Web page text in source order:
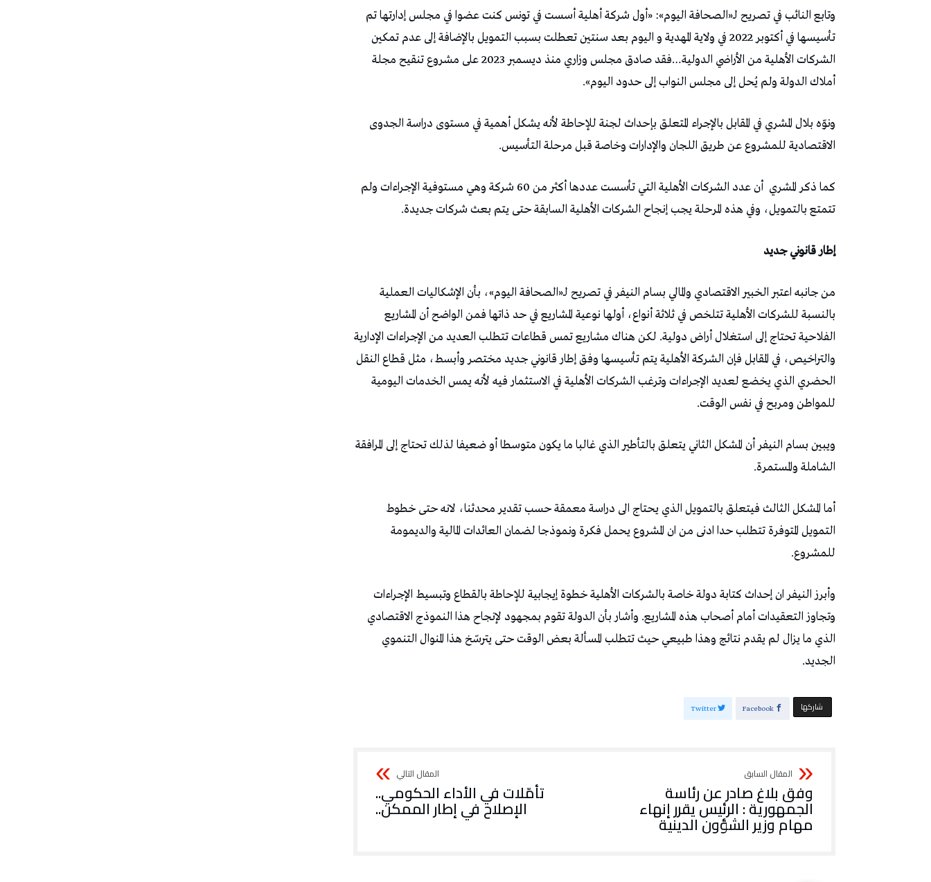
وتابع النائب في تصريح لـ«الصحافة اليوم»: «أول شركة أهلية أسست في تونس كنت عضوا في مجلس إدارتها تم
تأسيسها في أكتوبر 2022 في ولاية المهدية و اليوم بعد سنتين تعطلت بسبب التمويل بالإضافة إلى عدم تمكين
الشركات الأهلية من الأراضي الدولية…فقد صادق مجلس وزاري منذ ديسمبر 2023 على مشروع تنقيح مجلة
أملاك الدولة ولم يُحل إلى مجلس النواب إلى حدود اليوم».
ونوّه بلال المشري في المقابل بالإجراء المتعلق بإحداث لجنة للإحاطة لأنه يشكل أهمية في مستوى دراسة الجدوى
الاقتصادية للمشروع عن طريق اللجان والإدارات وخاصة قبل مرحلة التأسيس.
كما ذكر المشري
أن عدد الشركات الأهلية التي تأسست عددها أكثر من 60 شركة وهي مستوفية الإجراءات ولم
تتمتع بالتمويل، وفي هذه المرحلة يجب إنجاح الشركات الأهلية السابقة حتى يتم بعث شركات جديدة.
إطار قانوني جديد
من جانبه اعتبر الخبير الاقتصادي والمالي بسام النيفر في تصريح لـ«الصحافة اليوم»، بأن الإشكاليات العملية
بالنسبة للشركات الأهلية تتلخص في ثلاثة أنواع، أولها نوعية المشاريع في حد ذاتها فمن الواضح أن المشاريع
الفلاحية تحتاج إلى استغلال أراض دولية. لكن هناك مشاريع تمس قطاعات تتطلب العديد من الإجراءات الإدارية
والتراخيص، في المقابل فإن الشركة الأهلية يتم تأسيسها وفق إطار قانوني جديد مختصر وأبسط، مثل قطاع النقل
الحضري الذي يخضع لعديد الإجراءات وترغب الشركات الأهلية في الاستثمار فيه لأنه يمس الخدمات اليومية
للمواطن ومربح في نفس الوقت.
ويبين بسام النيفر أن المشكل الثاني يتعلق بالتأطير الذي غالبا ما يكون متوسطا أو ضعيفا لذلك تحتاج إلى المرافقة
الشاملة والمستمرة.
أما المشكل الثالث فيتعلق بالتمويل الذي يحتاج الى دراسة معمقة حسب تقدير محدثنا، لانه حتى خطوط
التمويل المتوفرة تتطلب حدا ادنى من ان المشروع يحمل فكرة ونموذجا لضمان العائدات المالية والديمومة
للمشروع.
وأبرز النيفر ان إحداث كتابة دولة خاصة بالشركات الأهلية خطوة إيجابية للإحاطة بالقطاع وتبسيط الإجراءات
وتجاوز التعقيدات أمام أصحاب هذه المشاريع. وأشار بأن الدولة تقوم بمجهود لإنجاح هذا النموذج الاقتصادي
الذي ما يزال لم يقدم نتائج وهذا طبيعي حيث تتطلب المسألة بعض الوقت حتى يترسّخ هذا المنوال التنموي
الجديد.
‫‫ شاركها‬ Facebook
Twitter
وفق بلاغ صادر عن رئاسة
الجمهورية : الرئيس يقرر إنهاء
مهام وزير الشؤون الدينية
تأمّلات في الأداء الحكومي..
الإصلاح في إطار الممكن..